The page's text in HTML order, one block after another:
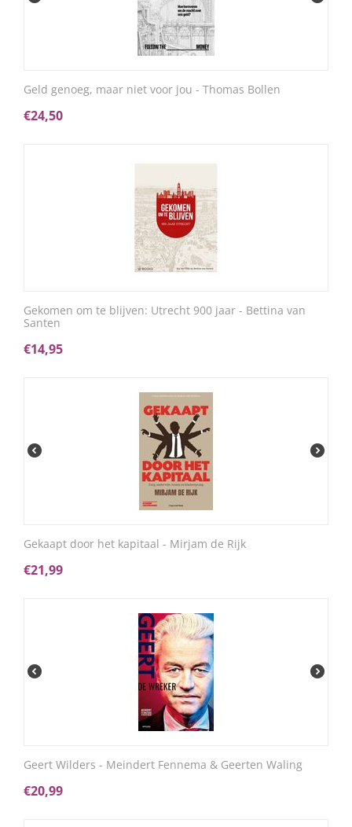
Geld genoeg, maar niet voor jou - Thomas Bollen
€24,50
Gekomen om te blijven: Utrecht 900 jaar - Bettina van
Santen
€14,95
Gekaapt door het kapitaal - Mirjam de Rijk
€21,99
Geert Wilders - Meindert Fennema & Geerten Waling
€20,99